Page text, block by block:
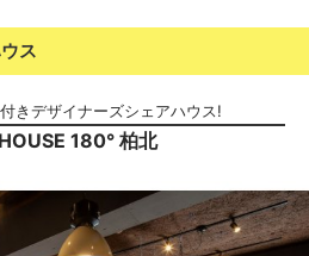
ス
きデザイナーズシェアハウス!
180° 柏北